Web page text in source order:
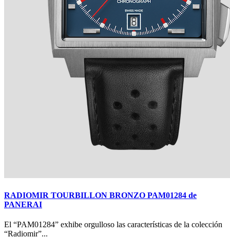
RADIOMIR TOURBILLON BRONZO PAM01284 de
PANERAI
El “PAM01284” exhibe orgulloso las características de la colección
“Radiomir”...